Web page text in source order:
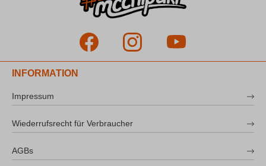
INFORMATION
Impressum
Wiederrufsrecht für Verbraucher
AGBs